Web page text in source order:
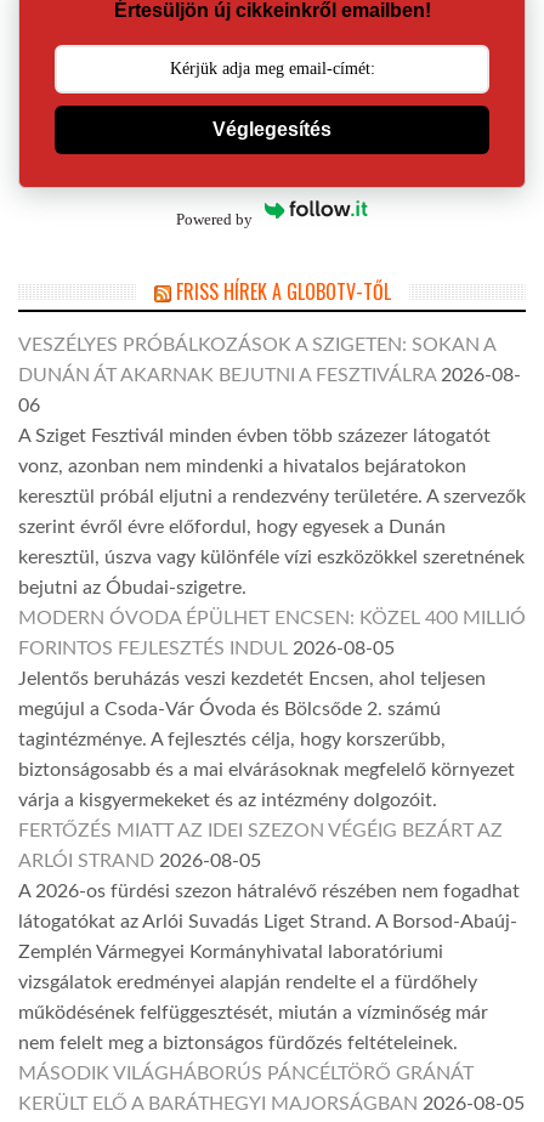
Értesüljön új cikkeinkről emailben!
Véglegesítés
Powered by
FRISS HÍREK A GLOBOTV-TŐL
VESZÉLYES PRÓBÁLKOZÁSOK A SZIGETEN: SOKAN A
DUNÁN ÁT AKARNAK BEJUTNI A FESZTIVÁLRA 2026-08-
06
A Sziget Fesztivál minden évben több százezer látogatót
vonz, azonban nem mindenki a hivatalos bejáratokon
keresztül próbál eljutni a rendezvény területére. A szervezők
szerint évről évre előfordul, hogy egyesek a Dunán
keresztül, úszva vagy különféle vízi eszközökkel szeretnének
bejutni az Óbudai-szigetre.
MODERN ÓVODA ÉPÜLHET ENCSEN: KÖZEL 400 MILLIÓ
FORINTOS FEJLESZTÉS INDUL 2026-08-05
Jelentős beruházás veszi kezdetét Encsen, ahol teljesen
megújul a Csoda-Vár Óvoda és Bölcsőde 2. számú
tagintézménye. A fejlesztés célja, hogy korszerűbb,
biztonságosabb és a mai elvárásoknak megfelelő környezet
várja a kisgyermekeket és az intézmény dolgozóit.
FERTŐZÉS MIATT AZ IDEI SZEZON VÉGÉIG BEZÁRT AZ
ARLÓI STRAND 2026-08-05
A 2026-os fürdési szezon hátralévő részében nem fogadhat
látogatókat az Arlói Suvadás Liget Strand. A Borsod-Abaúj-
Zemplén Vármegyei Kormányhivatal laboratóriumi
vizsgálatok eredményei alapján rendelte el a fürdőhely
működésének felfüggesztését, miután a vízminőség már
nem felelt meg a biztonságos fürdőzés feltételeinek.
MÁSODIK VILÁGHÁBORÚS PÁNCÉLTÖRŐ GRÁNÁT
KERÜLT ELŐ A BARÁTHEGYI MAJORSÁGBAN 2026-08-05